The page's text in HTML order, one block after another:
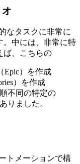
なタスクに非常に
。中には、非常に特
ば、こちらの
Epic）を作成
）を作成
不同の特定の
りました。
トメーションで構